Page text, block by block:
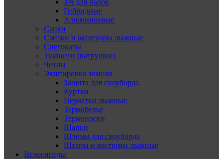
Гибридные
Алюминиевые
Санки
Смазки и аксесуары лыжные
Снегокаты
Тюбинги (ватрушки)
Чехлы
Экипировка зимняя
Защита для сноуборда
Куртки
Перчатки лыжные
Термобелье
Термоноски
Шапки
Шлемы для сноуборда
Штаны и костюмы лыжные
Велосипеды